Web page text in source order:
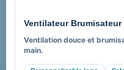
Ventilateur Brumisateur
Ventilation douce et
main.
FAQ sur Promenoch
Pourquoi ça a marché à